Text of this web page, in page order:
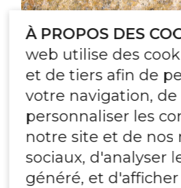
À PROPOS DES
web utilise des
et de tiers afin de
votre navigation, de
personnaliser les
notre site et de nos
sociaux, d'analyser
généré, et